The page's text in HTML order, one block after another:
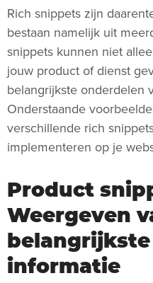
Rich snippets zijn
bestaan namelijk uit
snippets kunnen niet
jouw product of dienst
belangrijkste onderdelen
Onderstaande
verschillende rich
implementeren op je
Product
Weergeven
informatie